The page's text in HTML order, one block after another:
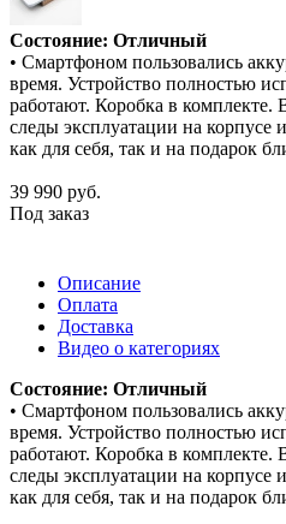
Состояние: Отличный
• Смартфоном пользовались
время. Устройство полностью
работают. Коробка в
следы эксплуатации на корпусе
как для себя, так и на подарок
39 990 руб.
Под заказ
Описание
Оплата
Доставка
Видео о категориях
Состояние: Отличный
• Смартфоном пользовались
время. Устройство полностью
работают. Коробка в
следы эксплуатации на корпусе
как для себя, так и на подарок